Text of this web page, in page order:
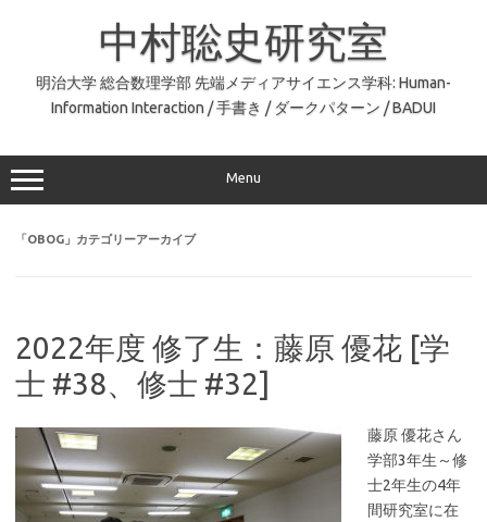
中村聡史研究室
明治大学 総合数理学部 先端メディアサイエンス学科: Human-
Information Interaction / 手書き / ダークパターン / BADUI
Menu
「OBOG 」カテゴリーアーカイブ
2022年度 修了生：藤原 優花 [学
士 #38、修士 #32]
藤原 優花さん
学部3年生～修
士2年生の4年
間研究室に在